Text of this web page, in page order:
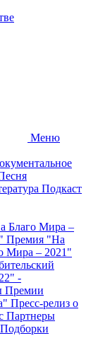
Меню
Подкаст
Благо Мира –
Премия "На
Мира – 2021"
-
Премии
Пресс-релиз о
Партнеры
Подборки